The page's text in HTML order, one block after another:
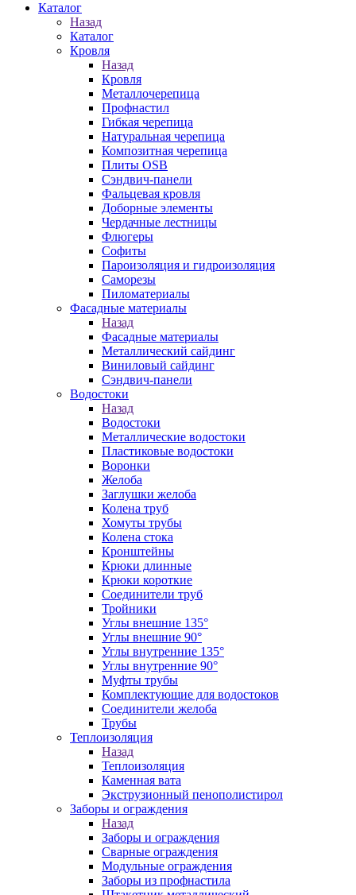
Каталог
Назад
Каталог
Кровля
Назад
Кровля
Металлочерепица
Профнастил
Гибкая черепица
Натуральная черепица
Композитная черепица
Плиты OSB
Сэндвич-панели
Фальцевая кровля
Доборные элементы
Чердачные лестницы
Флюгеры
Софиты
Пароизоляция и гидроизоляция
Саморезы
Пиломатериалы
Фасадные материалы
Назад
Фасадные материалы
Металлический сайдинг
Виниловый сайдинг
Сэндвич-панели
Водостоки
Назад
Водостоки
Металлические водостоки
Пластиковые водостоки
Воронки
Желоба
Заглушки желоба
Колена труб
Хомуты трубы
Колена стока
Кронштейны
Крюки длинные
Крюки короткие
Соединители труб
Тройники
Углы внешние 135°
Углы внешние 90°
Углы внутренние 135°
Углы внутренние 90°
Муфты трубы
Комплектующие для водостоков
Соединители желоба
Трубы
Теплоизоляция
Назад
Теплоизоляция
Каменная вата
Экструзионный пенополистирол
Заборы и ограждения
Назад
Заборы и ограждения
Сварные ограждения
Модульные ограждения
Заборы из профнастила